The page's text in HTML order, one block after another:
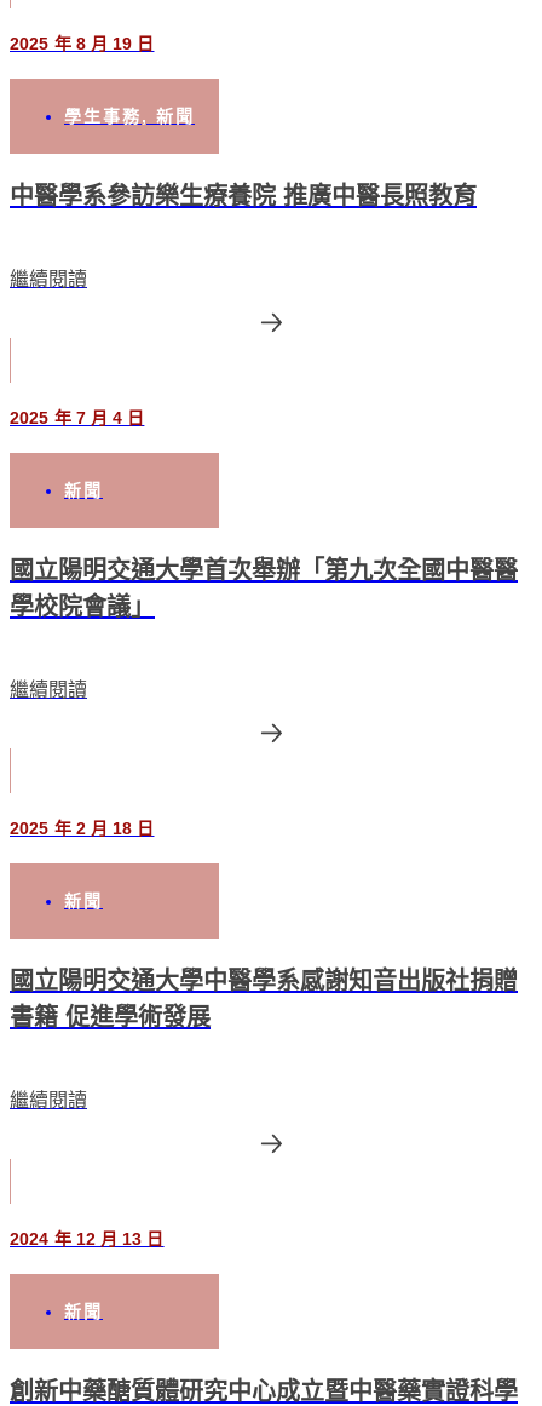
2025 年 8 月 19 日
學生事務, 新聞
中醫學系參訪樂生療養院 推廣中醫長照教育
繼續閱讀
2025 年 7 月 4 日
新聞
國立陽明交通大學首次舉辦「第九次全國中醫醫
學校院會議」
繼續閱讀
2025 年 2 月 18 日
新聞
國立陽明交通大學中醫學系感謝知音出版社捐贈
書籍 促進學術發展
繼續閱讀
2024 年 12 月 13 日
新聞
創新中藥醣質體研究中心成立暨中醫藥實證科學